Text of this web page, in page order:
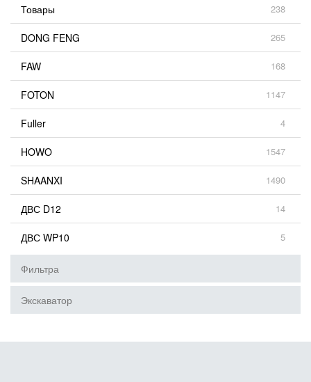
Товары 238
DONG FENG 265
FAW 168
FOTON 1147
Fuller 4
HOWO 1547
SHAANXI 1490
ДВС D12 14
ДВС WP10 5
Фильтра
Экскаватор